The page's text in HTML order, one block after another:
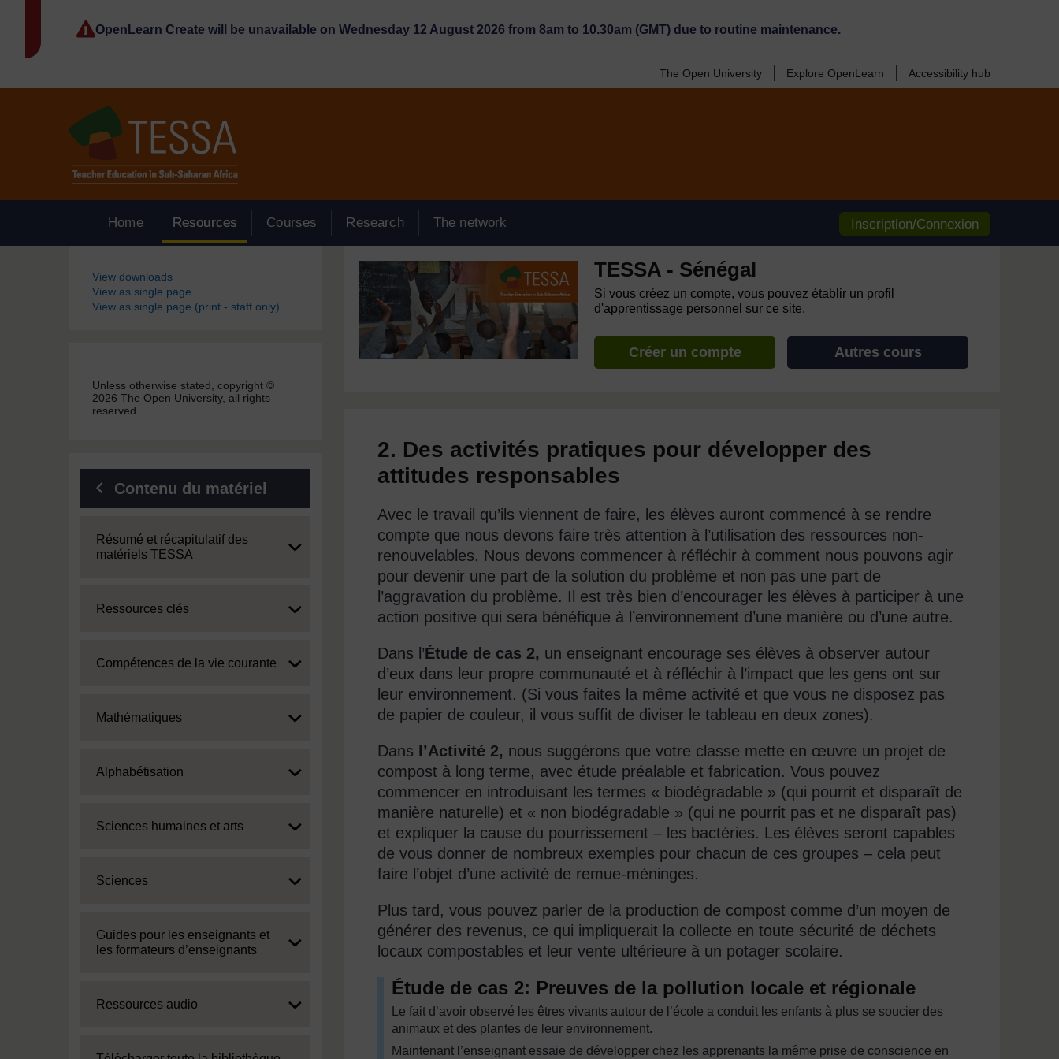
OpenLearn Create will be unavailable on Wednesday 12 August 2026 from 8am to 10.30am (GMT) due to routine maintenance.
The Open University Explore OpenLearn Accessibility hub
Home Resources Courses Research The network Inscription/Connexion
Blocs
View downloads
View as single page
View as single page (print - staff only)
Unless otherwise stated, copyright ©
2026 The Open University, all rights
reserved.
Contenu du matériel
Expand
Résumé et récapitulatif des
matériels TESSA
Expand
Ressources clés
Expand
Compétences de la vie courante
Expand
Mathématiques
Expand
Alphabétisation
Expand
Sciences humaines et arts
Expand
Sciences
Expand
Guides pour les enseignants et
les formateurs d’enseignants
Expand
Ressources audio
TESSA - Sénégal
Si vous créez un compte, vous pouvez établir un profil
d'apprentissage personnel sur ce site.
Créer un compte Autres cours
2. Des activités pratiques pour développer des
attitudes responsables
Avec le travail qu’ils viennent de faire, les élèves auront commencé à se rendre
compte que nous devons faire très attention à l’utilisation des ressources non-
renouvelables. Nous devons commencer à réfléchir à comment nous pouvons agir
pour devenir une part de la solution du problème et non pas une part de
l’aggravation du problème. Il est très bien d’encourager les élèves à participer à une
action positive qui sera bénéfique à l’environnement d’une manière ou d’une autre.
Dans l’Étude de cas 2, un enseignant encourage ses élèves à observer autour
d’eux dans leur propre communauté et à réfléchir à l’impact que les gens ont sur
leur environnement. (Si vous faites la même activité et que vous ne disposez pas
de papier de couleur, il vous suffit de diviser le tableau en deux zones).
Dans l’Activité 2, nous suggérons que votre classe mette en œuvre un projet de
compost à long terme, avec étude préalable et fabrication. Vous pouvez
commencer en introduisant les termes « biodégradable » (qui pourrit et disparaît de
manière naturelle) et « non biodégradable » (qui ne pourrit pas et ne disparaît pas)
et expliquer la cause du pourrissement – les bactéries. Les élèves seront capables
de vous donner de nombreux exemples pour chacun de ces groupes – cela peut
faire l’objet d’une activité de remue-méninges.
Plus tard, vous pouvez parler de la production de compost comme d’un moyen de
générer des revenus, ce qui impliquerait la collecte en toute sécurité de déchets
locaux compostables et leur vente ultérieure à un potager scolaire.
Étude de cas 2: Preuves de la pollution locale et régionale
Le fait d’avoir observé les êtres vivants autour de l’école a conduit les enfants à plus se soucier des
animaux et des plantes de leur environnement.
Maintenant l’enseignant essaie de développer chez les apprenants la même prise de conscience en